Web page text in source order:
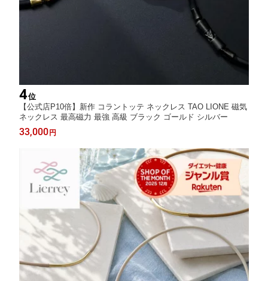
4位
【公式店P10倍】新作 コラントッテ ネックレス TAO LIONE 磁気
ネックレス 最高磁力 最強 高級 ブラック ゴールド シルバー
33,000 円